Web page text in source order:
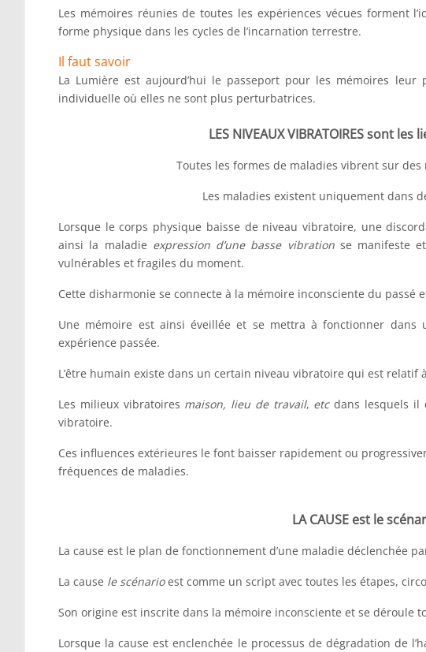
Les mémoires réunies de toutes les expériences vécues forment
forme physique dans les cycles de l’incarnation terrestre.
Il faut savoir
La Lumière est aujourd’hui le passeport pour les mémoires leur
individuelle où elles ne sont plus perturbatrices.
LES NIVEAUX VIBRATOIRES sont
Toutes les formes de maladies vibrent sur
Les maladies existent uniquement dans
Lorsque le corps physique baisse de niveau vibratoire, une
ainsi la maladie expression d’une basse vibrationse manifeste
vulnérables et fragiles du moment.
Cette disharmonie se connecte à la mémoire inconsciente du passé
Une mémoire est ainsi éveillée et se mettra à fonctionner dans
expérience passée.
L’être humain existe dans un certain niveau vibratoire qui est relatif
Les milieux vibratoires maison, lieu de travail, etcdans lesquels il
vibratoire.
Ces influences extérieures le font baisser rapidement ou
fréquences de maladies.
LA CAUSE est le
La cause est le plan de fonctionnement d’une maladie déclenchée
La cause le scénarioest comme un script avec toutes les étapes,
Son origine est inscrite dans la mémoire inconsciente et se déroule
Lorsque la cause est enclenchée le processus de dégradation de